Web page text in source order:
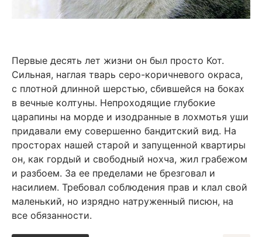
Первые десять лет жизни он был просто Кот.
Сильная, наглая тварь серо-коричневого окраса,
с плотной длинной шерстью, сбившейся на боках
в вечные колтуны. Непроходящие глубокие
царапины на морде и изодранные в лохмотья уши
придавали ему совершенно бандитский вид. На
просторах нашей старой и запущенной квартиры
он, как гордый и свободный нохча, жил грабежом
и разбоем. За ее пределами не брезговал и
насилием. Требовал соблюдения прав и клал свой
маленький, но изрядно натруженный писюн, на
все обязанности.